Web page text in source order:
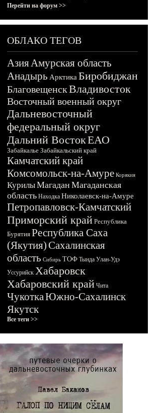
Перейти на форум >>
ОБЛАКО ТЕГОВ
АзияАмурская область
Анадырь Арктика Биробиджан
БлаговещенскВладивосток
Восточный военный округ
Дальневосточный
федеральный округ
Дальний ВостокЕАО
Забайкалье Забайкальский край
Камчатский край
Комсомольск-на-Амуре Корякия
КурилыМагадан Магаданская
область Находка Николаевск-на-Амуре
Петропавловск-Камчатский
Приморский край Республика
Бурятия Республика Саха
(Якутия)Сахалинская
область Сибирь ТОФ Тында Улан-Удэ
Уссурийск Хабаровск
Хабаровский край Чита
ЧукоткаЮжно-Сахалинск
Якутск
Все теги >>